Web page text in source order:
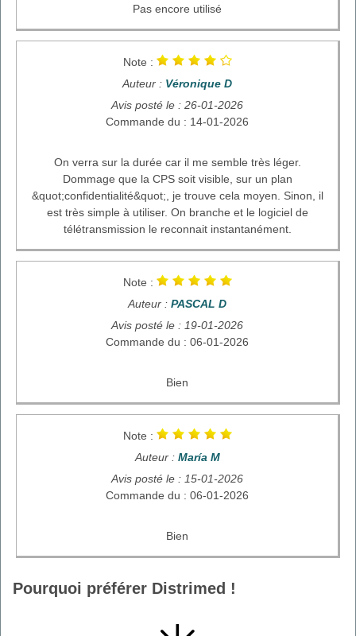
Pas encore utilisé
Note :
Auteur : Véronique D
Avis posté le : 26-01-2026
Commande du : 14-01-2026
On verra sur la durée car il me semble très léger.
Dommage que la CPS soit visible, sur un plan
&quot;confidentialité&quot;, je trouve cela moyen. Sinon, il
est très simple à utiliser. On branche et le logiciel de
télétransmission le reconnait instantanément.
Note :
Auteur : PASCAL D
Avis posté le : 19-01-2026
Commande du : 06-01-2026
Bien
Note :
Auteur : María M
Avis posté le : 15-01-2026
Commande du : 06-01-2026
Bien
Pourquoi préférer Distrimed !